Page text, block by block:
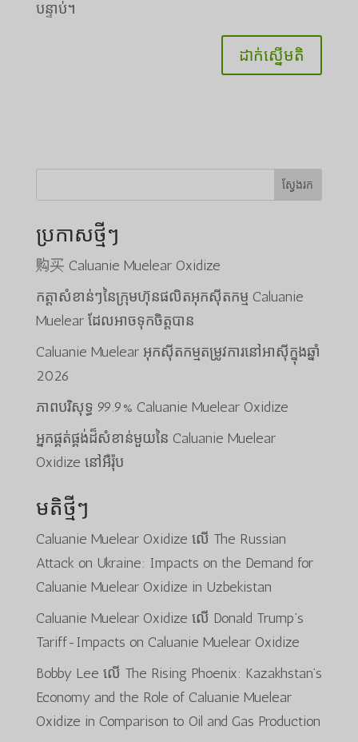
បន្ទាប់។
ស្វែងរក
ប្រកាសថ្មីៗ
购买 Caluanie Muelear Oxidize
កត្តាសំខាន់ៗនៃក្រុមហ៊ុនផលិតអុកស៊ីតកម្ម Caluanie
Muelear ដែលអាចទុកចិត្តបាន
Caluanie Muelear អុកស៊ីតកម្មតម្រូវការនៅអាស៊ីក្នុងឆ្នាំ
2026
ភាពបរិសុទ្ធ 99.9% Caluanie Muelear Oxidize
អ្នកផ្គត់ផ្គង់ដ៏សំខាន់មួយនៃ Caluanie Muelear
Oxidize នៅអឺរ៉ុប
មតិថ្មីៗ
Caluanie Muelear Oxidize លើ The Russian
Attack on Ukraine: Impacts on the Demand for
Caluanie Muelear Oxidize in Uzbekistan
Caluanie Muelear Oxidize លើ Donald Trump’s
Tariff-Impacts on Caluanie Muelear Oxidize
Bobby Lee លើ The Rising Phoenix: Kazakhstan’s
Economy and the Role of Caluanie Muelear
Oxidize in Comparison to Oil and Gas Production